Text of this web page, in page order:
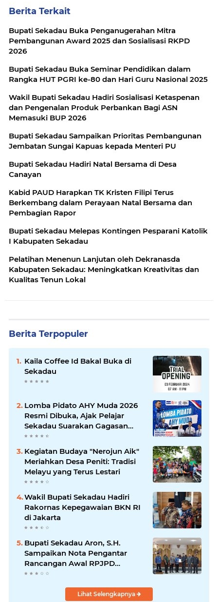
Berita Terkait
Bupati Sekadau Buka Penganugerahan Mitra
Pembangunan Award 2025 dan Sosialisasi RKPD
2026
Bupati Sekadau Buka Seminar Pendidikan dalam
Rangka HUT PGRI ke-80 dan Hari Guru Nasional 2025
Wakil Bupati Sekadau Hadiri Sosialisasi Ketaspenan
dan Pengenalan Produk Perbankan Bagi ASN
Memasuki BUP 2026
Bupati Sekadau Sampaikan Prioritas Pembangunan
Jembatan Sungai Kapuas kepada Menteri PU
Bupati Sekadau Hadiri Natal Bersama di Desa
Canayan
Kabid PAUD Harapkan TK Kristen Filipi Terus
Berkembang dalam Perayaan Natal Bersama dan
Pembagian Rapor
Bupati Sekadau Melepas Kontingen Pesparani Katolik
I Kabupaten Sekadau
Pelatihan Menenun Lanjutan oleh Dekranasda
Kabupaten Sekadau: Meningkatkan Kreativitas dan
Kualitas Tenun Lokal
Berita Terpopuler
Kaila Coffee Id Bakal Buka di
Sekadau
Lomba Pidato AHY Muda 2026
Resmi Dibuka, Ajak Pelajar
Sekadau Suarakan Gagasan
untuk Masa Depan Bangsa
Kegiatan Budaya "Nerojun Aik"
Meriahkan Desa Peniti: Tradisi
Melayu yang Terus Lestari
Wakil Bupati Sekadau Hadiri
Rakornas Kepegawaian BKN RI
di Jakarta
Bupati Sekadau Aron, S.H.
Sampaikan Nota Pengantar
Rancangan Awal RPJPD
Kabupaten Sekadau 2025-2045
Lihat Selengkapnya